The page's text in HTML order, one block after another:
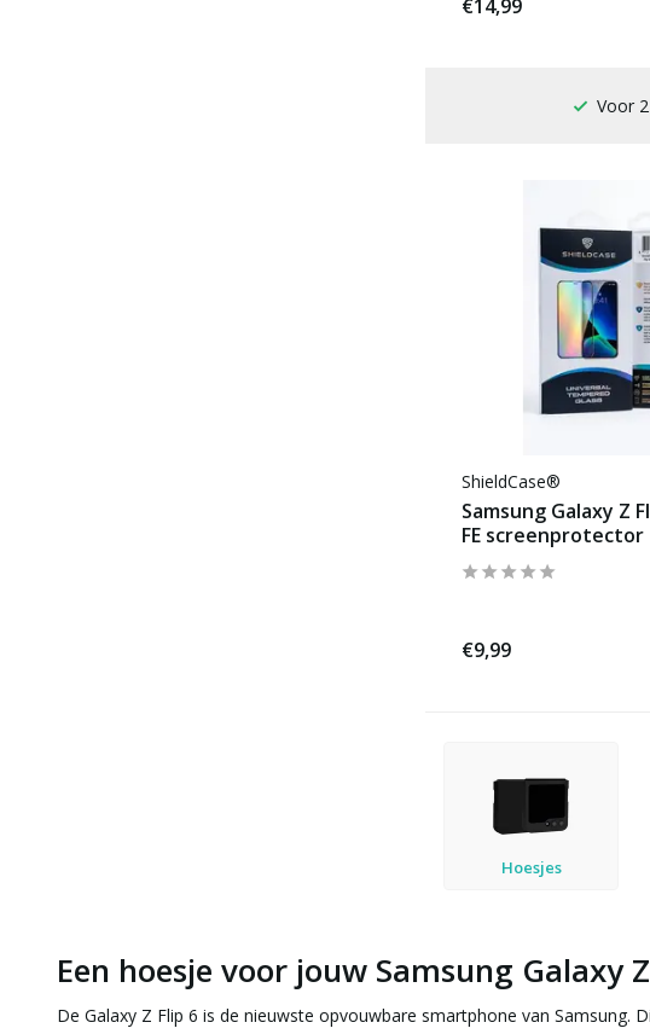
€14,99
ShieldCase®
Samsung Galaxy Z
FE screenprotector
€9,99
Hoesjes
Een hoesje voor jouw Samsung Galaxy
De Galaxy Z Flip 6 is de nieuwste opvouwbare smartphone van Samsung.